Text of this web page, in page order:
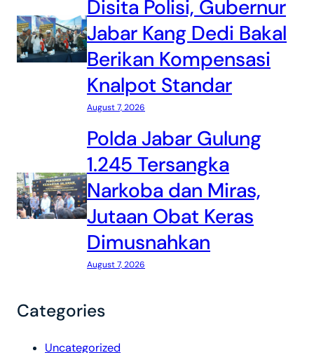
Disita Polisi, Gubernur
Jabar Kang Dedi Bakal
Berikan Kompensasi
Knalpot Standar
August 7, 2026
Polda Jabar Gulung
1.245 Tersangka
Narkoba dan Miras,
Jutaan Obat Keras
Dimusnahkan
August 7, 2026
Categories
Uncategorized